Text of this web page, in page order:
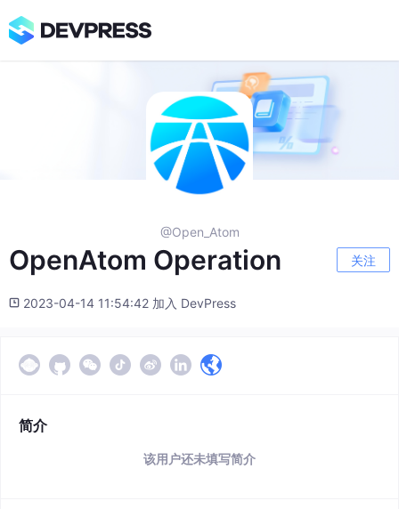
@Open_Atom
OpenAtom Operation 关注
2023-04-14 11:54:42 加入 DevPress
简介
该用户还未填写简介